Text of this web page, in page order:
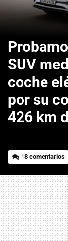
SUV
coche
por su
426 km
18 comentarios